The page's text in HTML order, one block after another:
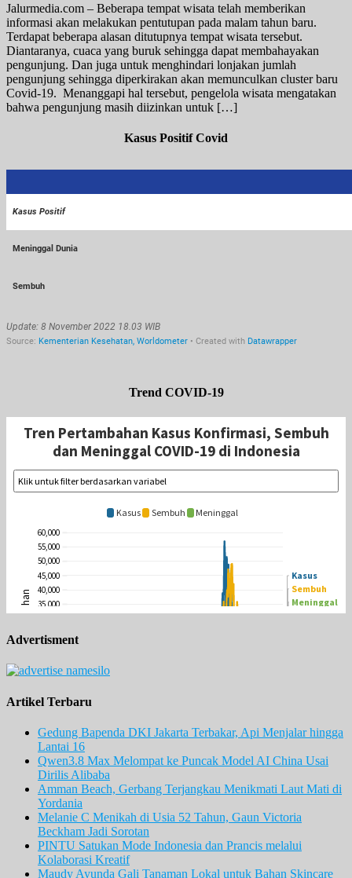
Jalurmedia.com – Beberapa tempat wisata telah memberikan
informasi akan melakukan pentutupan pada malam tahun baru.
Terdapat beberapa alasan ditutupnya tempat wisata tersebut.
Diantaranya, cuaca yang buruk sehingga dapat membahayakan
pengunjung. Dan juga untuk menghindari lonjakan jumlah
pengunjung sehingga diperkirakan akan memunculkan cluster baru
Covid-19. Menanggapi hal tersebut, pengelola wisata mengatakan
bahwa pengunjung masih diizinkan untuk […]
Kasus Positif Covid
Trend COVID-19
Advertisment
Artikel Terbaru
Gedung Bapenda DKI Jakarta Terbakar, Api Menjalar hingga
Lantai 16
Qwen3.8 Max Melompat ke Puncak Model AI China Usai
Dirilis Alibaba
Amman Beach, Gerbang Terjangkau Menikmati Laut Mati di
Yordania
Melanie C Menikah di Usia 52 Tahun, Gaun Victoria
Beckham Jadi Sorotan
PINTU Satukan Mode Indonesia dan Prancis melalui
Kolaborasi Kreatif
Maudy Ayunda Gali Tanaman Lokal untuk Bahan Skincare